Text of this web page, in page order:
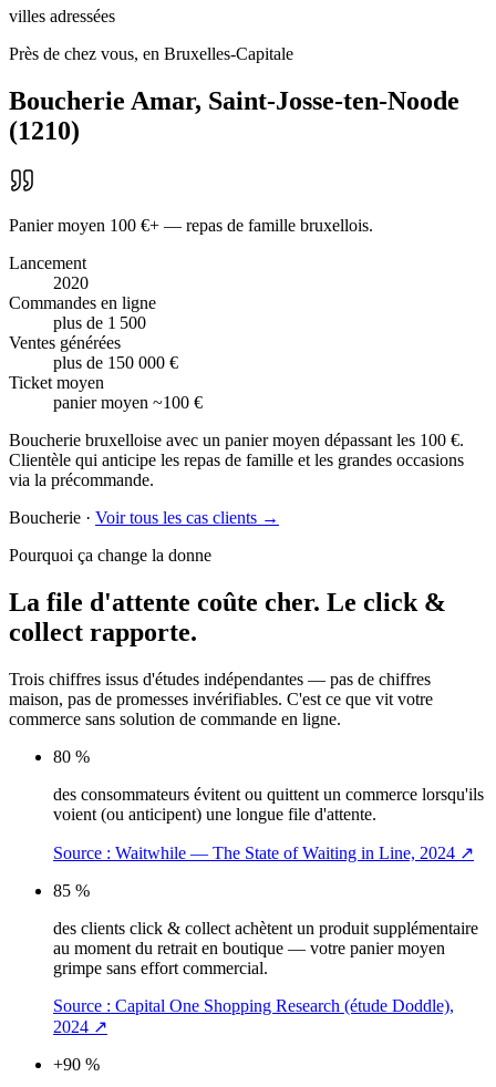
villes adressées
Près de chez vous, en Bruxelles-Capitale
Boucherie Amar, Saint-Josse-ten-Noode
(1210)
Panier moyen 100 €+ — repas de famille bruxellois.
Lancement
2020
Commandes en ligne
plus de 1 500
Ventes générées
plus de 150 000 €
Ticket moyen
panier moyen ~100 €
Boucherie bruxelloise avec un panier moyen dépassant les 100 €.
Clientèle qui anticipe les repas de famille et les grandes occasions
via la précommande.
Boucherie · Voir tous les cas clients →
Pourquoi ça change la donne
La file d'attente coûte cher. Le click &
collect rapporte.
Trois chiffres issus d'études indépendantes — pas de chiffres
maison, pas de promesses invérifiables. C'est ce que vit votre
commerce sans solution de commande en ligne.
80 %
des consommateurs évitent ou quittent un commerce lorsqu'ils
voient (ou anticipent) une longue file d'attente.
Source : Waitwhile — The State of Waiting in Line, 2024 ↗
85 %
des clients click & collect achètent un produit supplémentaire
au moment du retrait en boutique — votre panier moyen
grimpe sans effort commercial.
Source : Capital One Shopping Research (étude Doddle),
2024 ↗
+90 %